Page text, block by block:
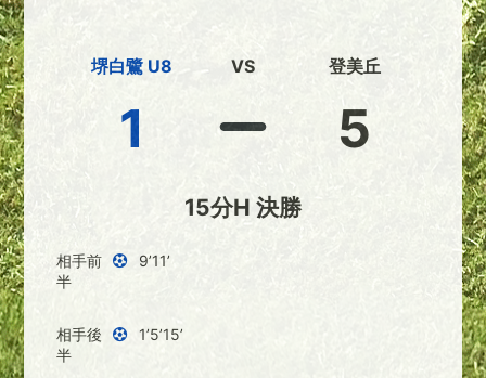
堺白鷺 U8
1
VS 登美丘
5
15分H 決勝
相手前
半
9’11’
相手後
半
1’5’15’